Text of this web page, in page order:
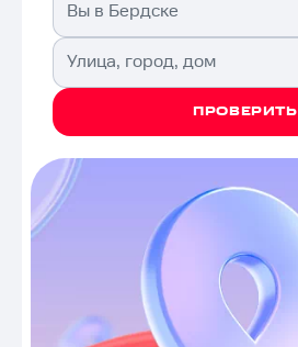
Вы в Бердске
Улица, город, дом
ПРОВЕРИТЬ